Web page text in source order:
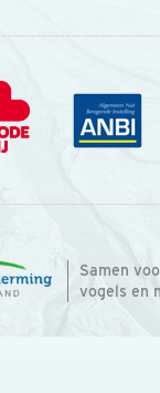
Samen
vogels en